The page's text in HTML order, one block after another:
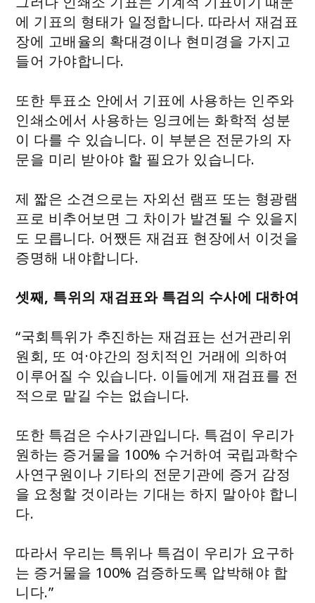
에 기표의 형태가 일정합니다. 따라서 재검표
장에 고배율의 확대경이나 현미경을 가지고
들어 가야합니다.
또한 투표소 안에서 기표에 사용하는 인주와
인쇄소에서 사용하는 잉크에는 화학적 성분
이 다를 수 있습니다. 이 부분은 전문가의 자
문을 미리 받아야 할 필요가 있습니다.
제 짧은 소견으로는 자외선 램프 또는 형광램
프로 비추어보면 그 차이가 발견될 수 있을지
도 모릅니다. 어쨌든 재검표 현장에서 이것을
증명해 내야합니다.
셋째, 특위의 재검표와 특검의 수사에 대하여
“국회특위가 추진하는 재검표는 선거관리위
원회, 또 여·야간의 정치적인 거래에 의하여
이루어질 수 있습니다. 이들에게 재검표를 전
적으로 맡길 수는 없습니다.
또한 특검은 수사기관입니다. 특검이 우리가
원하는 증거물을 100% 수거하여 국립과학수
사연구원이나 기타의 전문기관에 증거 감정
을 요청할 것이라는 기대는 하지 말아야 합니
다.
따라서 우리는 특위나 특검이 우리가 요구하
는 증거물을 100% 검증하도록 압박해야 합
니다.”